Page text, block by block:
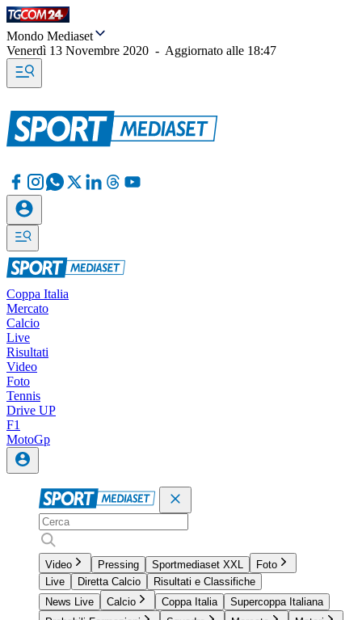
Mondo Mediaset
Venerdì 13 Novembre 2020 - Aggiornato alle 18:47
Coppa Italia
Mercato
Calcio
Live
Risultati
Video
Foto
Tennis
Drive UP
F1
MotoGp
Video Pressing Sportmediaset XXL
Foto
Live
Diretta Calcio
Risultati e Classifiche
News Live
Calcio Coppa Italia
Supercoppa Italiana